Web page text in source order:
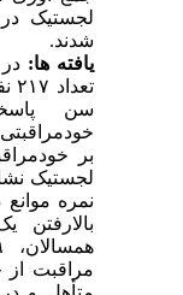
شدند.
یافته­ ها:
بر
لجستیک
بالارفتن